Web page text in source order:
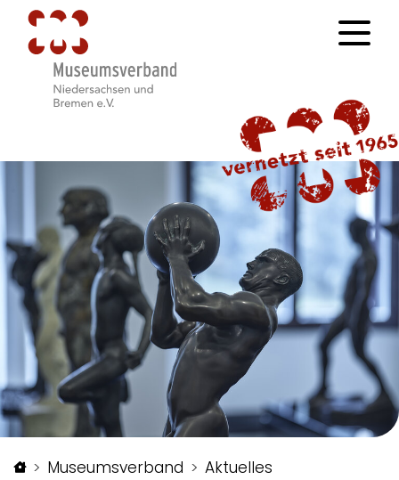
Startseite
Museumsverband Aktuelles